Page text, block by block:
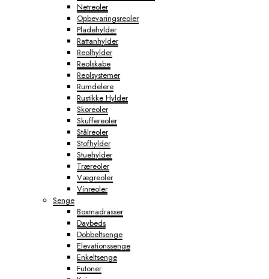
Netreoler
Opbevaringsreoler
Pladehylder
Rattanhylder
Reolhylder
Reolskabe
Reolsystemer
Rumdelere
Rustikke Hylder
Skoreoler
Skuffereoler
Stålreoler
Stofhylder
Stuehylder
Træreoler
Vægreoler
Vinreoler
Senge
Boxmadrasser
Daybeds
Dobbeltsenge
Elevationssenge
Enkeltsenge
Futoner